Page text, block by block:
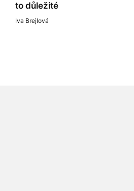
to důležité
Iva Brejlová